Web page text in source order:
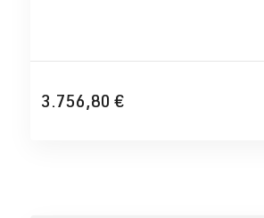
3.756,80 €